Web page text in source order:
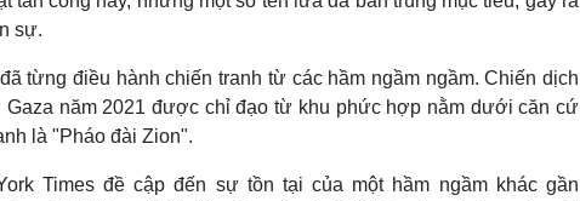
sự.
từng điều hành chiến tranh từ các hầm ngầm ngầm. Chiến dịch
năm 2021 được chỉ đạo từ khu phức hợp nằm dưới căn cứ
là "Pháo đài Zion".
Times đề cập đến sự tồn tại của một hầm ngầm khác gần